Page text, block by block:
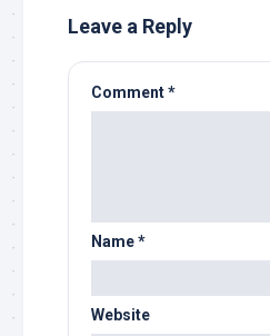
Leave a Reply
Comment*
Name*
Website